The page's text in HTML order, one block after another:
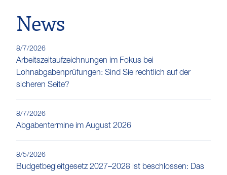
News
8/7/2026
Arbeitszeitaufzeichnungen im Fokus bei
Lohnabgabenprüfungen: Sind Sie rechtlich auf der
sicheren Seite?
8/7/2026
Abgabentermine im August 2026
8/5/2026
Budgetbegleitgesetz 2027–2028 ist beschlossen: Das